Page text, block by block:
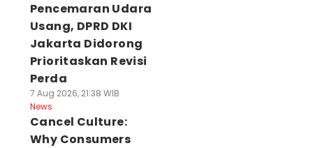
Pencemaran Udara
Usang, DPRD DKI
Jakarta Didorong
Prioritaskan Revisi
Perda
7 Aug 2026, 21:38 WIB
News
Cancel Culture:
Why Consumers